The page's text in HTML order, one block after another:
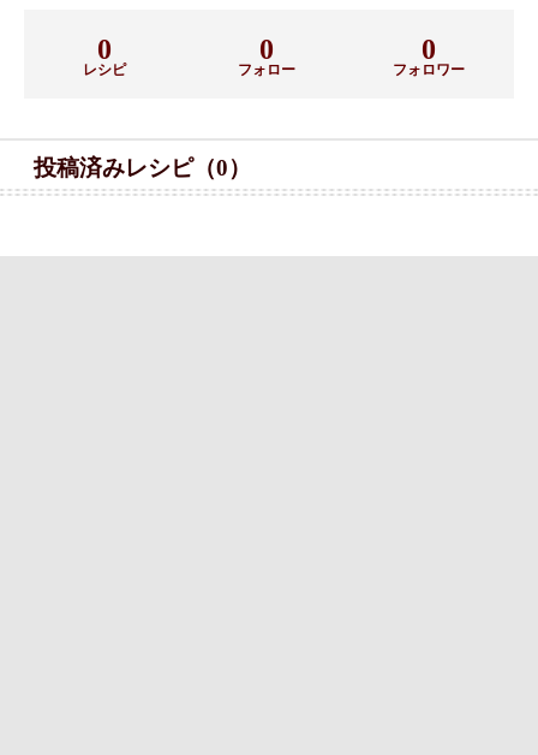
0
レシピ
0
フォロー
0
フォロワー
投稿済みレシピ（0）